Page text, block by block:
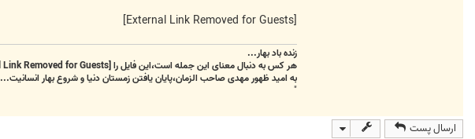
[External Link Removed for Guests]
زنده باد بهار...
هر کس به دنبال معنای این جمله است،این فایل را[External Link Removed for Guests]
به امید ظهور مهدی صاحب الزمان،پایان یافتن زمستان دنیا و شروع بهار انسانیت...
"
ارسال پست